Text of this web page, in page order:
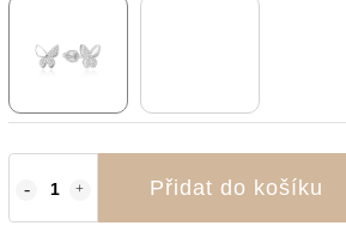
Přidat do košíku